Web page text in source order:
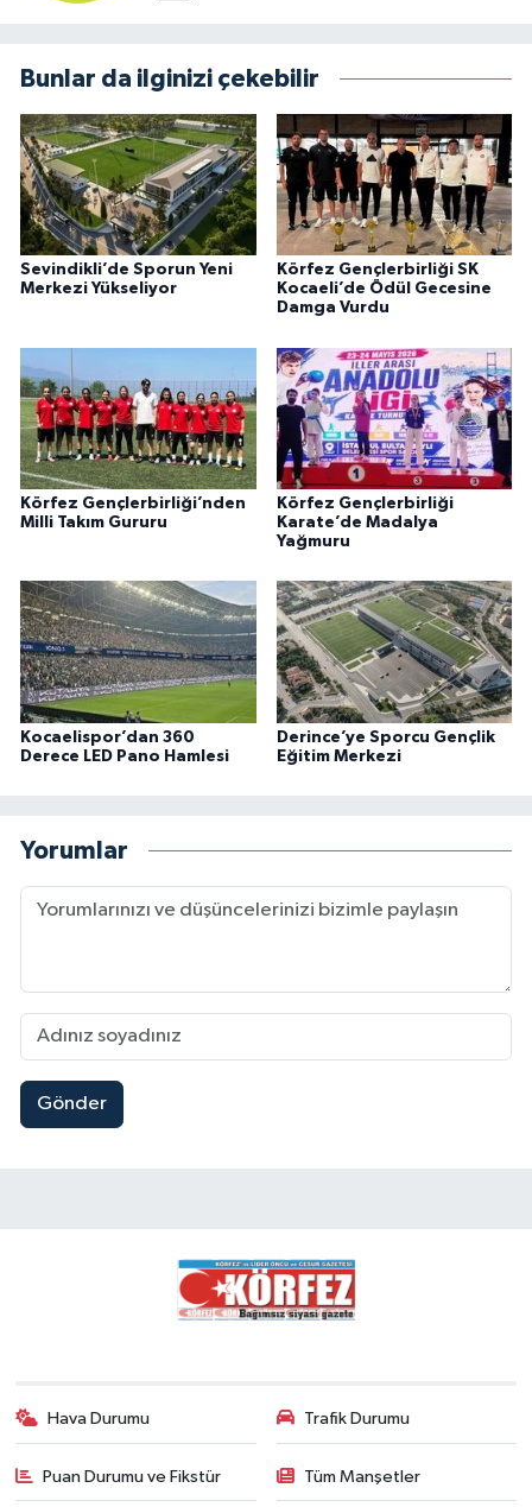
Bunlar da ilginizi çekebilir
Sevindikli’de Sporun Yeni
Merkezi Yükseliyor
Körfez Gençlerbirliği SK
Kocaeli’de Ödül Gecesine
Damga Vurdu
Körfez Gençlerbirliği’nden
Milli Takım Gururu
Körfez Gençlerbirliği
Karate’de Madalya
Yağmuru
Kocaelispor’dan 360
Derece LED Pano Hamlesi
Derince’ye Sporcu Gençlik
Eğitim Merkezi
Yorumlar
Gönder
Hava Durumu Trafik Durumu
Puan Durumu ve Fikstür Tüm Manşetler